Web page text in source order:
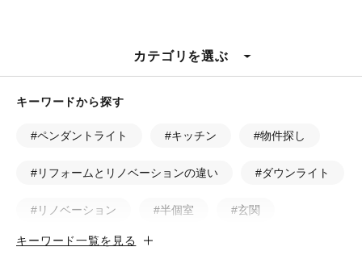
カテゴリを選ぶ
キーワードから探す
#ペンダントライト #キッチン #物件探し
#リフォームとリノベーションの違い #ダウンライト
#リノベーション #半個室 #玄関
#小上がり #ホテルライク
キーワード一覧を見る